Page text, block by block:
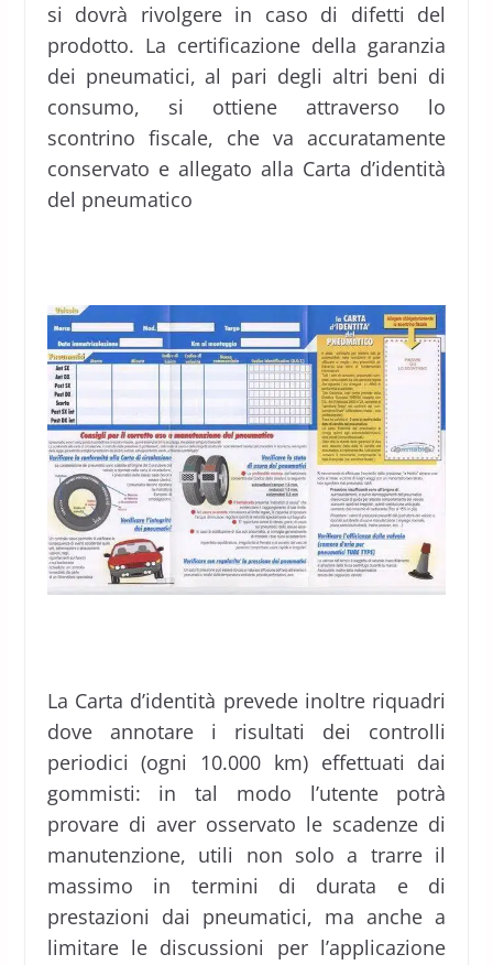
si dovrà rivolgere in caso di difetti del
prodotto. La certificazione della garanzia
dei pneumatici, al pari degli altri beni di
consumo, si ottiene attraverso lo
scontrino fiscale, che va accuratamente
conservato e allegato alla Carta d’identità
del pneumatico
La Carta d’identità prevede inoltre riquadri
dove annotare i risultati dei controlli
periodici (ogni 10.000 km) effettuati dai
gommisti: in tal modo l’utente potrà
provare di aver osservato le scadenze di
manutenzione, utili non solo a trarre il
massimo in termini di durata e di
prestazioni dai pneumatici, ma anche a
limitare le discussioni per l’applicazione